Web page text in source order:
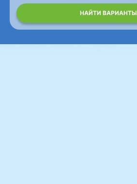
НАЙТИ ВАРИАНТЫ